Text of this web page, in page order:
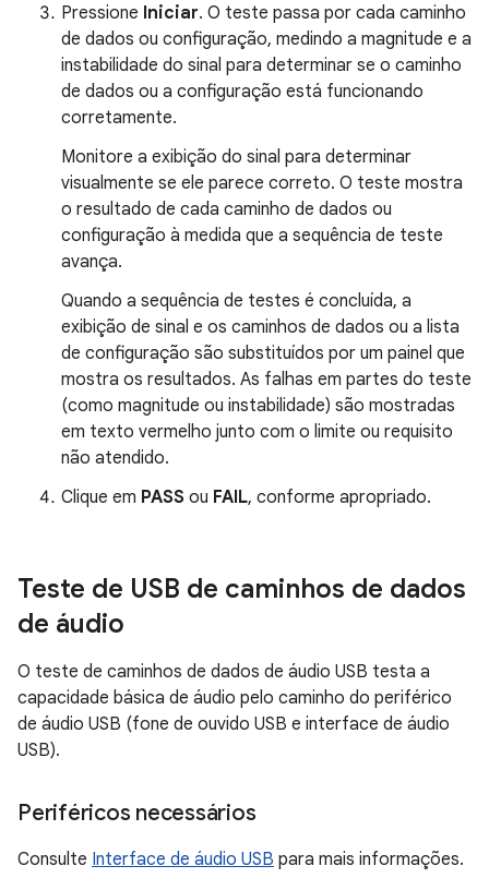
Pressione Iniciar. O teste passa por cada caminho
de dados ou configuração, medindo a magnitude e a
instabilidade do sinal para determinar se o caminho
de dados ou a configuração está funcionando
corretamente.
Monitore a exibição do sinal para determinar
visualmente se ele parece correto. O teste mostra
o resultado de cada caminho de dados ou
configuração à medida que a sequência de teste
avança.
Quando a sequência de testes é concluída, a
exibição de sinal e os caminhos de dados ou a lista
de configuração são substituídos por um painel que
mostra os resultados. As falhas em partes do teste
(como magnitude ou instabilidade) são mostradas
em texto vermelho junto com o limite ou requisito
não atendido.
Clique em PASS ou FAIL, conforme apropriado.
Teste de USB de caminhos de dados
de áudio
O teste de caminhos de dados de áudio USB testa a
capacidade básica de áudio pelo caminho do periférico
de áudio USB (fone de ouvido USB e interface de áudio
USB).
Periféricos necessários
Consulte Interface de áudio USB para mais informações.